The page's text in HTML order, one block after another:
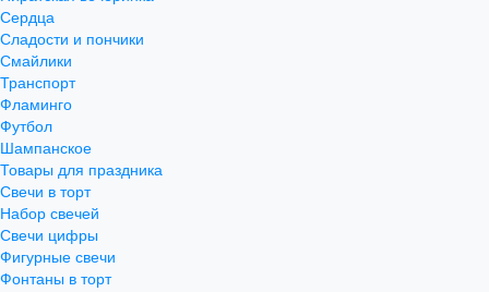
Сердца
Сладости и пончики
Смайлики
Транспорт
Фламинго
Футбол
Шампанское
Товары для праздника
Свечи в торт
Набор свечей
Свечи цифры
Фигурные свечи
Фонтаны в торт